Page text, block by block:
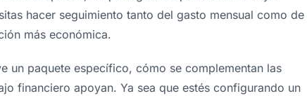
hacer seguimiento tanto del gasto mensual como de
más económica.
un paquete específico, cómo se complementan las
financiero apoyan. Ya sea que estés configurando un